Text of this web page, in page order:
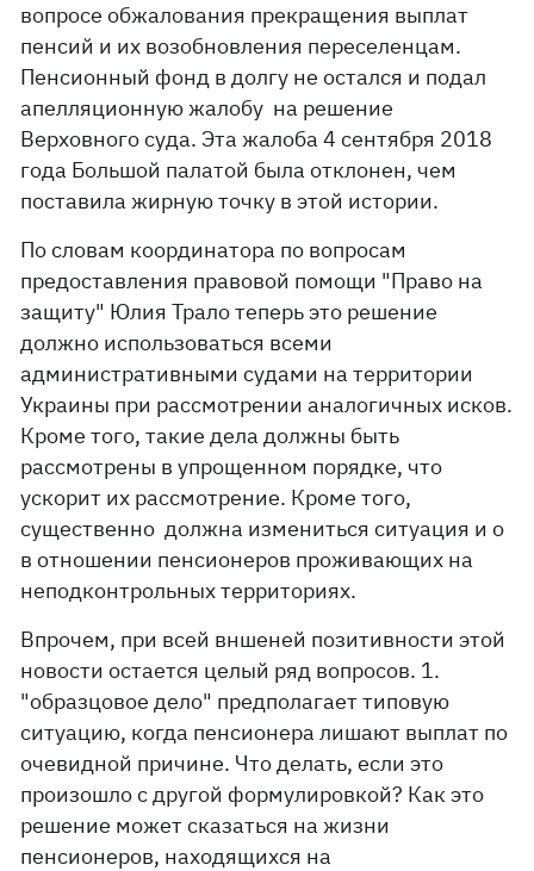
вопросе обжалования прекращения выплат
пенсий и их возобновления переселенцам.
Пенсионный фонд в долгу не остался и подал
апелляционную жалобу на решение
Верховного суда. Эта жалоба 4 сентября 2018
года Большой палатой была отклонен, чем
поставила жирную точку в этой истории.
По словам координатора по вопросам
предоставления правовой помощи "Право на
защиту" Юлия Трало теперь это решение
должно использоваться всеми
административными судами на территории
Украины при рассмотрении аналогичных исков.
Кроме того, такие дела должны быть
рассмотрены в упрощенном порядке, что
ускорит их рассмотрение. Кроме того,
существенно должна измениться ситуация и о
в отношении пенсионеров проживающих на
неподконтрольных территориях.
Впрочем, при всей вншеней позитивности этой
новости остается целый ряд вопросов. 1.
"образцовое дело" предполагает типовую
ситуацию, когда пенсионера лишают выплат по
очевидной причине. Что делать, если это
произошло с другой формулировкой? Как это
решение может сказаться на жизни
пенсионеров, находящихся на